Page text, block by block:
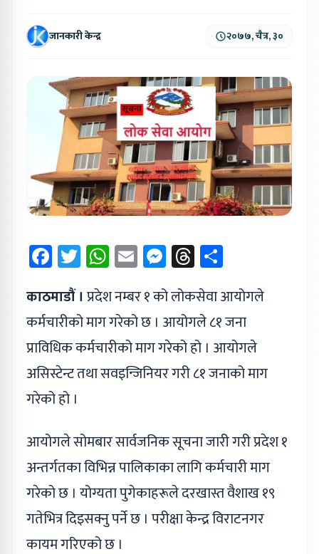
जानकारी केन्द्र २०७७, चैत्र, ३०
Facebook
Twitter
WhatsApp
EmailMessenger
Threads
काठमाडौं । प्रदेश नम्बर १ को लोकसेवा आयोगले
कर्मचारीको माग गरेको छ । आयोगले ८१ जना
प्राविधिक कर्मचारीको माग गरेको हो । आयोगले
असिस्टेन्ट तथा सवइन्जिनियर गरी ८१ जनाको माग
गरेको हो ।
आयोगले सोमबार सार्वजनिक सूचना जारी गरी प्रदेश १
अन्तर्गतका विभिन्न पालिकाका लागि कर्मचारी माग
गरेको छ । योग्यता पुगेकाहरूले दरखास्त वैशाख १९
गतेभित्र दिइसक्नु पर्ने छ । परीक्षा केन्द्र विराटनगर
कायम गरिएको छ ।